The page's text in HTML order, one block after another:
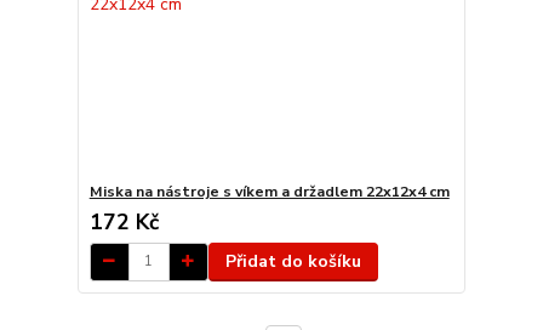
Miska na nástroje s víkem a držadlem 22x12x4 cm
172 Kč
Přidat do košíku